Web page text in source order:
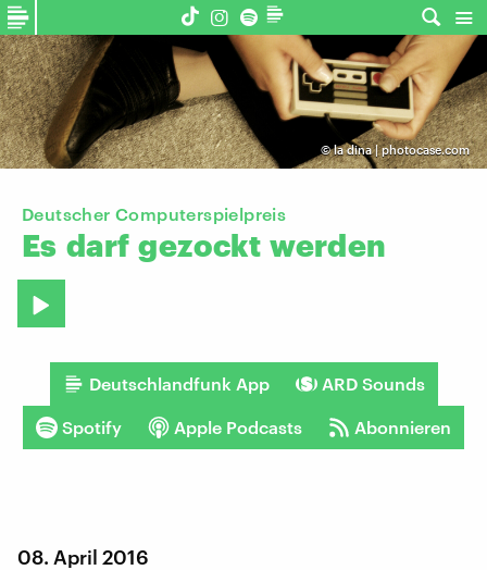
©la dina | photocase.com
Deutscher Computerspielpreis
Es darf gezockt werden
Deutschlandfunk App ARD Sounds
Spotify Apple Podcasts Abonnieren
08. April 2016